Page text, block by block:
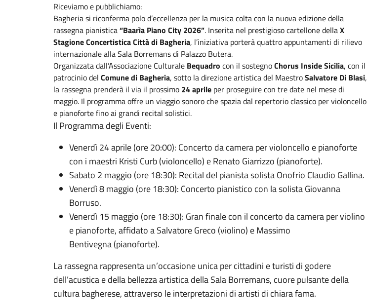
Riceviamo e pubblichiamo:
Bagheria si riconferma polo d’eccellenza per la musica colta con la nuova edizione della
rassegna pianistica“Baarìa Piano City 2026”. Inserita nel prestigioso cartellone dellaX
Stagione Concertistica Città di Bagheria, l’iniziativa porterà quattro appuntamenti di rilievo
internazionale alla Sala Borremans di Palazzo Butera.
Organizzata dall’Associazione Culturale Bequadro con il sostegnoChorus Inside Sicilia, con il
patrocinio del Comune di Bagheria, sotto la direzione artistica del MaestroSalvatore Di Blasi,
la rassegna prenderà il via il prossimo 24 aprile per proseguire con tre date nel mese di
maggio. Il programma offre un viaggio sonoro che spazia dal repertorio classico per violoncello
e pianoforte fino ai grandi recital solistici.
Il Programma degli Eventi:
Venerdì 24 aprile (ore 20:00): Concerto da camera per violoncello e pianoforte
con i maestri Kristi Curb (violoncello) e Renato Giarrizzo (pianoforte).
Sabato 2 maggio (ore 18:30): Recital del pianista solista Onofrio Claudio Gallina.
Venerdì 8 maggio (ore 18:30): Concerto pianistico con la solista Giovanna
Borruso.
Venerdì 15 maggio (ore 18:30): Gran finale con il concerto da camera per violino
e pianoforte, affidato a Salvatore Greco (violino) e Massimo
Bentivegna (pianoforte).
La rassegna rappresenta un’occasione unica per cittadini e turisti di godere
dell’acustica e della bellezza artistica della Sala Borremans, cuore pulsante della
cultura bagherese, attraverso le interpretazioni di artisti di chiara fama.